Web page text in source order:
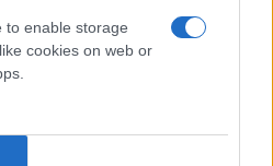
to enable storage
cookies on web or